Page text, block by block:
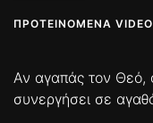
ΠΡΟΤΕΙΝΌΜΕΝΑ VIDEO
Αν αγαπάς τον Θεό,
συνεργήσει σε